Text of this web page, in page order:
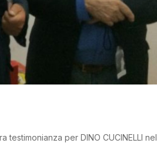
per DINO CUCINELLI nel